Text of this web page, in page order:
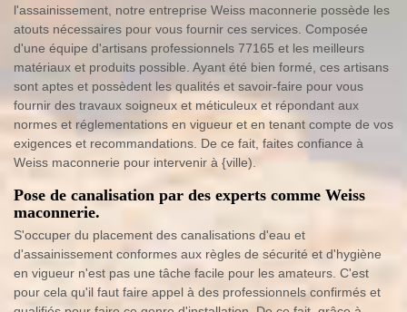
l'assainissement, notre entreprise Weiss maconnerie possède les
atouts nécessaires pour vous fournir ces services. Composée
d'une équipe d'artisans professionnels 77165 et les meilleurs
matériaux et produits possible. Ayant été bien formé, ces artisans
sont aptes et possèdent les qualités et savoir-faire pour vous
fournir des travaux soigneux et méticuleux et répondant aux
normes et réglementations en vigueur et en tenant compte de vos
exigences et recommandations. De ce fait, faites confiance à
Weiss maconnerie pour intervenir à {ville).
Pose de canalisation par des experts comme Weiss
maconnerie.
S'occuper du placement des canalisations d'eau et
d'assainissement conformes aux règles de sécurité et d'hygiène
en vigueur n'est pas une tâche facile pour les amateurs. C'est
pour cela qu'il faut faire appel à des professionnels confirmés et